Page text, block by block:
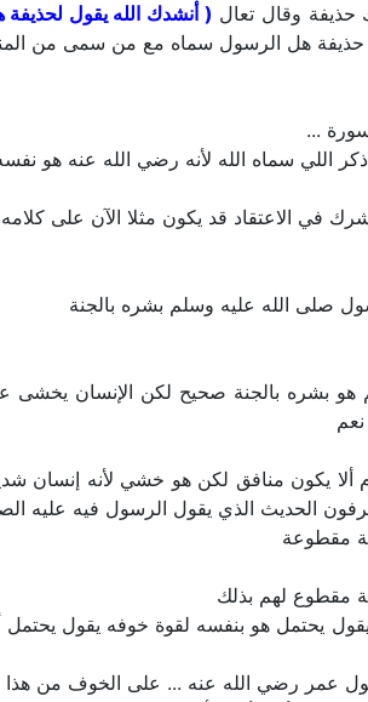
وقال تعال ( أنشدك الله يقول
حذيفة هل الرسول سماه مع من سمى من
...
ذكر اللي سماه الله لأنه رضي الله عنه هو
في الاعتقاد قد يكون مثلا الآن على
صلى الله عليه وسلم بشره بالجنة
هو بشره بالجنة صحيح لكن الإنسان
ألا يكون منافق لكن هو خشي لأنه
الحديث الذي يقول الرسول فيه عليه
مقطوعة
مقطوع لهم بذلك
يحتمل هو بنفسه لقوة خوفه يقول
عمر رضي الله عنه ... على الخوف من هذا